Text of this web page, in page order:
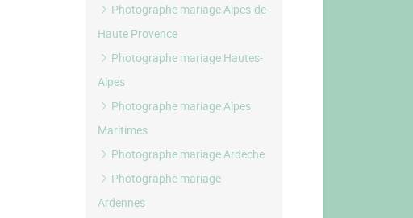
Photographe mariage Alpes-de-
Haute Provence
Photographe mariage Hautes-
Alpes
Photographe mariage Alpes
Maritimes
Photographe mariage Ardèche
Photographe mariage
Ardennes